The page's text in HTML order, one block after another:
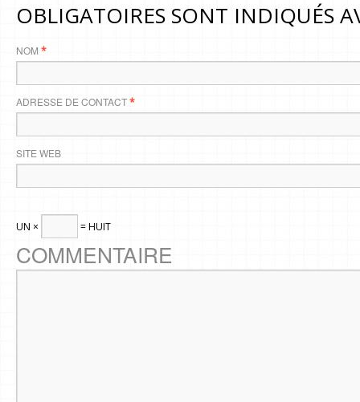
OBLIGATOIRES SONT INDIQUÉS
NOM *
ADRESSE DE CONTACT*
SITE WEB
UN × = HUIT
COMMENTAIRE